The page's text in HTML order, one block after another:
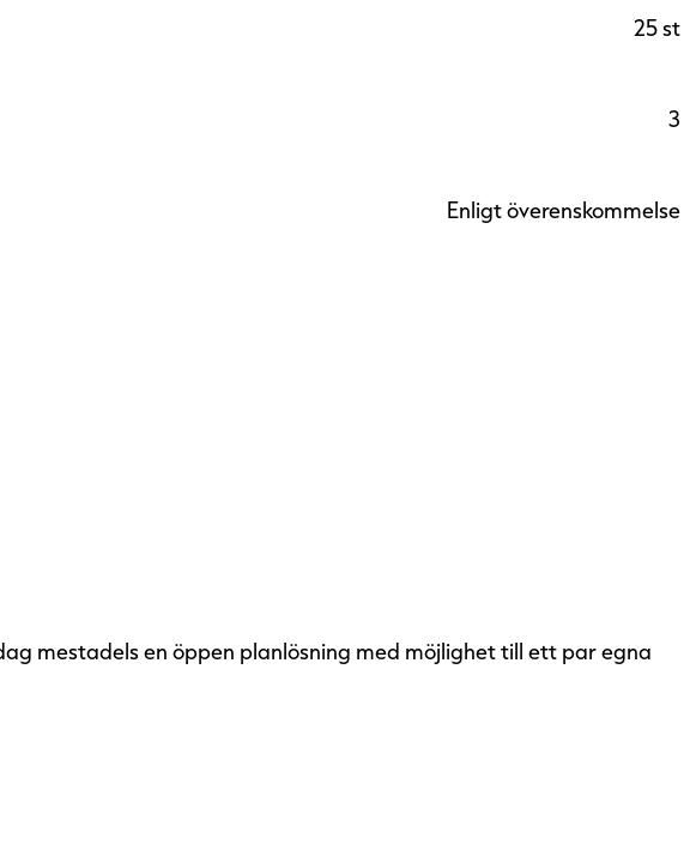
25 st
3
Enligt överenskommelse